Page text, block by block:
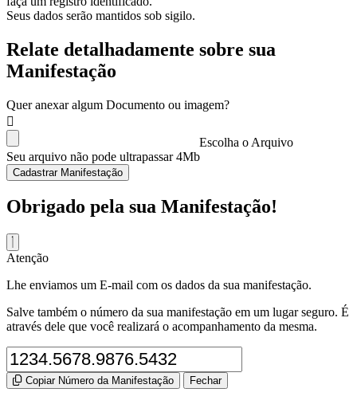
Seus dados serão mantidos sob sigilo.
Relate detalhadamente sobre sua
Manifestação
Quer anexar algum Documento ou imagem?
Escolha o Arquivo
Seu arquivo não pode ultrapassar 4Mb
Cadastrar Manifestação
Obrigado pela sua Manifestação!
Atenção
Lhe enviamos um E-mail com os dados da sua manifestação.
Salve também o número da sua manifestação em um lugar seguro. É
através dele que você realizará o acompanhamento da mesma.
Copiar Número da Manifestação Fechar